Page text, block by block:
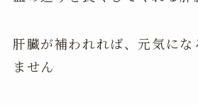
肝臓が補われれば、元気にな
ません